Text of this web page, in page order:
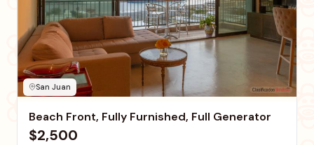
San Juan
Beach Front, Fully Furnished, Full Generator
$2,500